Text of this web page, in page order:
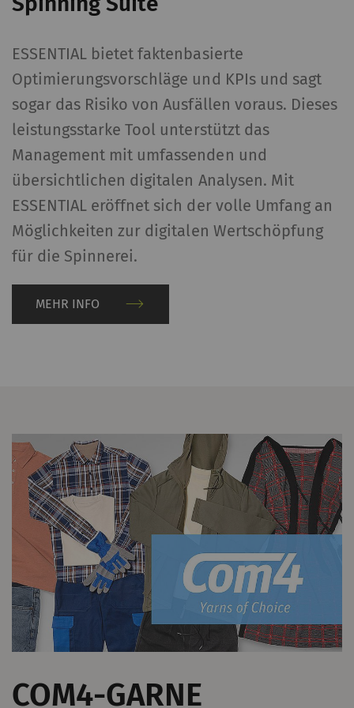
ESSENTIAL bietet faktenbasierte
Optimierungsvorschläge und KPIs und sagt
sogar das Risiko von Ausfällen voraus. Dieses
leistungsstarke Tool unterstützt das
Management mit umfassenden und
übersichtlichen digitalen Analysen. Mit
ESSENTIAL eröffnet sich der volle Umfang an
Möglichkeiten zur digitalen Wertschöpfung
für die Spinnerei.
MEHR INFO
COM4-GARNE
reproduzieren
Name Beschreibung
YouTube
Erlaubt die Nutzung von
unseren Seiten
einzubetten. Bitte
beachten Sie, dass
YouTube automatisch
von Ihrem Browser
(zumindest Ihre IP-
Adresse) an den
externen Server
übermittelt, wenn Sie
Sie bei Google unter
Datenschutzerklärung
undCookie-Richtlinie.
1 Jahre